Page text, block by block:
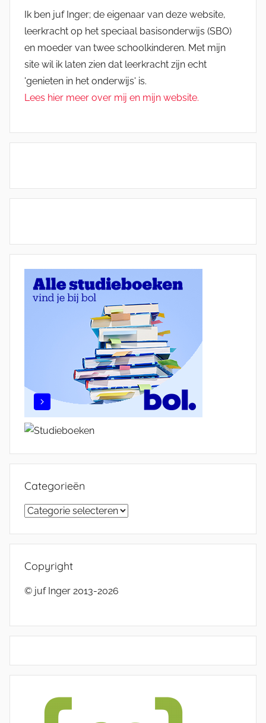
Ik ben juf Inger; de eigenaar van deze website,
leerkracht op het speciaal basisonderwijs (SBO)
en moeder van twee schoolkinderen. Met mijn
site wil ik laten zien dat leerkracht zijn echt
'genieten in het onderwijs' is.
Lees hier meer over mij en mijn website.
Categorieën
Categorieën
Copyright
© juf Inger 2013-2026